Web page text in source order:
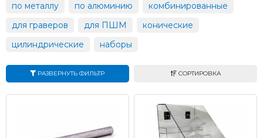
по металлу по алюминию
комбинированные
для граверов
для ПШМ
конические
цилиндрические
наборы
РАЗВЕРНУТЬ ФИЛЬТР СОРТИРОВКА